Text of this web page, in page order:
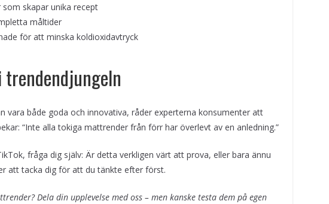
skapar unika recept
måltider
för att minska koldioxidavtryck
vara både goda och innovativa, råder experterna konsumenter att
“Inte alla tokiga mattrender från förr har överlevt av en anledning.”
fråga dig själv: Är detta verkligen värt att prova, eller bara ännu
att tacka dig för att du tänkte efter först.
Dela din upplevelse med oss – men kanske testa dem på egen